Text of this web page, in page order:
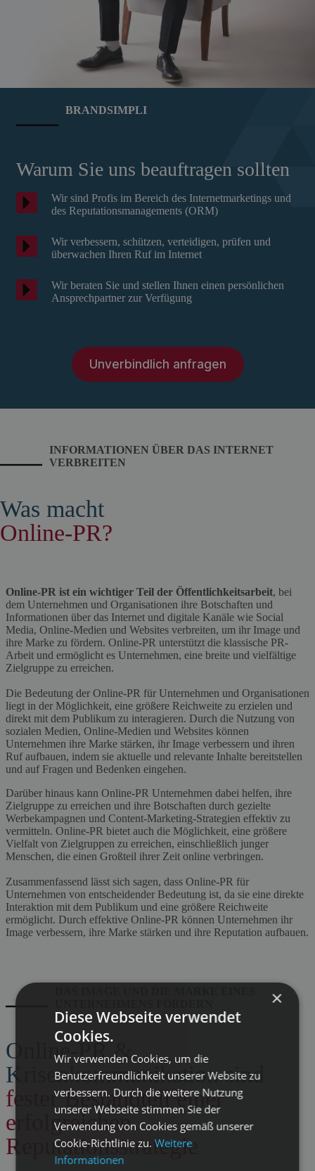
BRANDSIMPLI
Warum Sie uns beauftragen sollten
Wir sind Profis im Bereich des Internetmarketings und
des Reputationsmanagements (ORM)
Wir verbessern, schützen, verteidigen, prüfen und
überwachen Ihren Ruf im Internet
Wir beraten Sie und stellen Ihnen einen persönlichen
Ansprechpartner zur Verfügung
Unverbindlich anfragen
INFORMATIONEN ÜBER DAS INTERNET
VERBREITEN
Was macht
Online-PR?
Online-PR ist ein wichtiger Teil der Öffentlichkeitsarbeit, bei
dem Unternehmen und Organisationen ihre Botschaften und
Informationen über das Internet und digitale Kanäle wie Social
Media, Online-Medien und Websites verbreiten, um ihr Image und
ihre Marke zu fördern. Online-PR unterstützt die klassische PR-
Arbeit und ermöglicht es Unternehmen, eine breite und vielfältige
Zielgruppe zu erreichen.
Die Bedeutung der Online-PR für Unternehmen und Organisationen
liegt in der Möglichkeit, eine größere Reichweite zu erzielen und
direkt mit dem Publikum zu interagieren. Durch die Nutzung von
sozialen Medien, Online-Medien und Websites können
Unternehmen ihre Marke stärken, ihr Image verbessern und ihren
Ruf aufbauen, indem sie aktuelle und relevante Inhalte bereitstellen
und auf Fragen und Bedenken eingehen.
Darüber hinaus kann Online-PR Unternehmen dabei helfen, ihre
Zielgruppe zu erreichen und ihre Botschaften durch gezielte
Werbekampagnen und Content-Marketing-Strategien effektiv zu
vermitteln. Online-PR bietet auch die Möglichkeit, eine größere
Vielfalt von Zielgruppen zu erreichen, einschließlich junger
Menschen, die einen Großteil ihrer Zeit online verbringen.
Zusammenfassend lässt sich sagen, dass Online-PR für
Unternehmen von entscheidender Bedeutung ist, da sie eine direkte
Interaktion mit dem Publikum und eine größere Reichweite
ermöglicht. Durch effektive Online-PR können Unternehmen ihr
Image verbessern, ihre Marke stärken und ihre Reputation aufbauen.
Online-PR &
Krisenkommunikation sind
fester Bestandteil einer
erfolgreichen
Reputationsstrategie
×
Diese Webseite verwendet
Cookies.
Wir verwenden Cookies, um die
Benutzerfreundlichkeit unserer Website zu
verbessern. Durch die weitere Nutzung
unserer Webseite stimmen Sie der
Verwendung von Cookies gemäß unserer
Cookie-Richtlinie zu.Weitere
Informationen